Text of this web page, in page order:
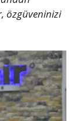
özgüveninizi